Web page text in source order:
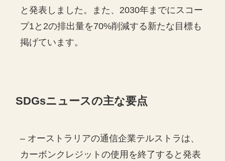
と発表しました。また、2030年までにスコー
プ1と2の排出量を70%削減する新たな目標も
掲げています。
SDGsニュースの主な要点
– オーストラリアの通信企業テルストラは、
カーボンクレジットの使用を終了すると発表